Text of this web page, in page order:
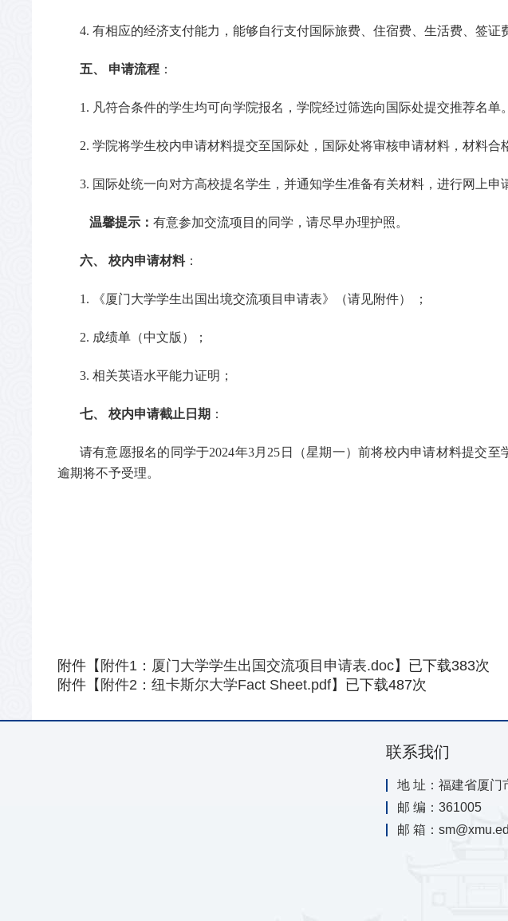
4. 有相应的经济支付能力，能够自行支付国际旅费、住宿费、生活费、签证
五、 申请流程 ：
1. 凡符合条件的学生均可向学院报名，学院经过筛选向国际处提交推荐名单
2. 学院将学生校内申请材料提交至国际处， 国际处将审核申请材料，材料合
3. 国际处统一向对方高校提名学生，并通知学生准备有关材料，进行网上申
温馨提示： 有意参加交流项目的同学，请尽早办理护照。
六、 校内申请材料：
1. 《厦门大学学生出国出境交流项目申请表》（请见附件） ；
2. 成绩单（中文版）；
3. 相关英语水平能力证明；
七、 校内申请截止日期 ：
请有意愿报名的同学于2024年3月 25 日（星期一）前将校内申请材料提交至
逾期将不予受理。
附件【 附件1：厦门大学学生出国交流项目申请表.doc】已下载383次
附件【 附件2：纽卡斯尔大学Fact Sheet.pdf】已下载487次
联系我们
地 址：福建省厦门
邮 编：361005
邮 箱：